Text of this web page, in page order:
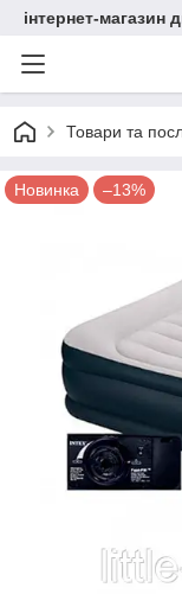
інтернет-магазин
Товари та
Новинка –13%